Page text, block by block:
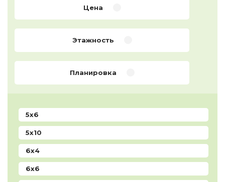
Цена
Этажность
Планировка
5x6
5x10
6x4
6x6